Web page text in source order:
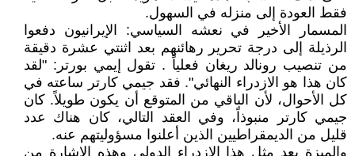
فقط العودة إلى منزله في السهول.
المسمار الأخير في نعشه السياسي: الإيرانيون دفعوا
الرذيلة إلى درجة تحرير رهائنهم بعد اثنتي عشرة دقيقة
من تنصيب رونالد ريغان فعلياً . تقول إيمي بورتر: "لقد
كان هذا هو الازدراء النهائي". فقد جيمي كارتر ساعته في
كل الأحوال، لأن الباقي من المتوقع أن يكون طويلاً. كان
جيمي كارتر منبوذاً، وفي العقد التالي، كان هناك عدد
قليل من الديمقراطيين الذين أعلنوا مسؤوليتهم عنه.
والميزة بعد مثل هذا الازدراء الدولي وهذه الإشارة من